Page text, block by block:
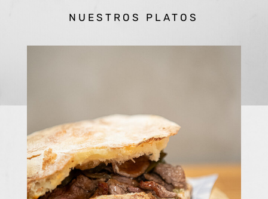
NUESTROS PLATOS